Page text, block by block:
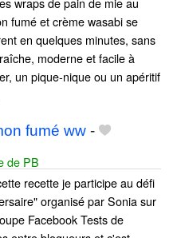
fumé et crème wasabi se
en quelques minutes, sans
moderne et facile à
un pique-nique ou un apéritif
fumé ww -
de PB
recette je participe au défi
organisé par Sonia sur
Facebook Tests de